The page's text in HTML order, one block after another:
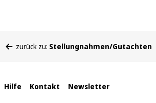
befinden
zurück zu: Stellungnahmen/Gutachten
Interne
Hilfe Kontakt Newsletter